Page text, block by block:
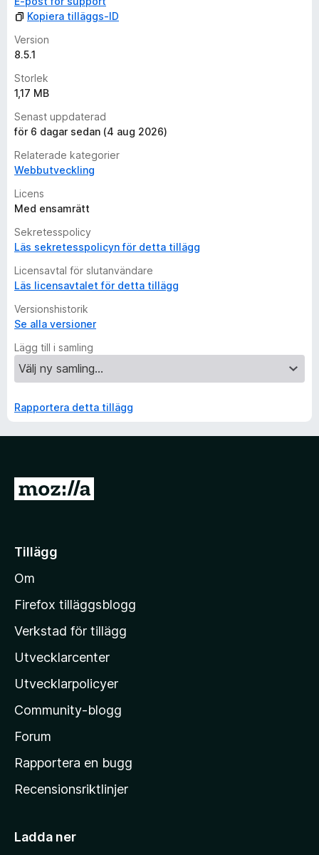
Kopiera tilläggs-ID
Version
8.5.1
Storlek
1,17 MB
Senast uppdaterad
för 6 dagar sedan (4 aug 2026)
Relaterade kategorier
Webbutveckling
Licens
Med ensamrätt
Sekretesspolicy
Läs sekretesspolicyn för detta tillägg
Licensavtal för slutanvändare
Läs licensavtalet för detta tillägg
Versionshistorik
Se alla versioner
Lägg till i samling
Rapportera detta tillägg
G
i
l
M
z
i
l
a
s
h
m
i
Tillägg
Om
Firefox tilläggsblogg
Verkstad för tillägg
Utvecklarcenter
Utvecklarpolicyer
Community-blogg
Forum
Rapportera en bugg
Recensionsriktlinjer
Ladda ner